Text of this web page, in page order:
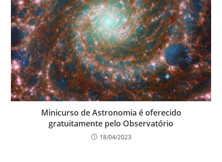
Minicurso de Astronomia é oferecido
gratuitamente pelo Observatório
18/04/2023